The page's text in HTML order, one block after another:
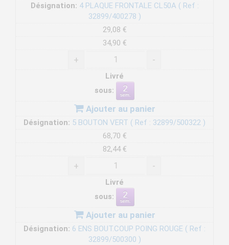
Désignation: 4 PLAQUE FRONTALE CL50A ( Ref :
32899/400278 )
29,08 €
34,90 €
+ -
Livré
sous:
Ajouter au panier
Désignation: 5 BOUTON VERT ( Ref : 32899/500322 )
68,70 €
82,44 €
+ -
Livré
sous:
Ajouter au panier
Désignation: 6 ENS BOUT.COUP POING ROUGE ( Ref :
32899/500300 )